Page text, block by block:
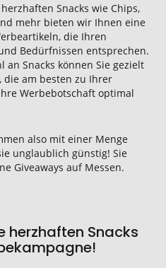
Snacks wie Chips,
mehr bieten wir Ihnen eine
die Ihren
Bedürfnissen entsprechen.
an Snacks können Sie gezielt
die am besten zu Ihrer
Werbebotschaft optimal
also mit einer Menge
unglaublich günstig! Sie
Giveaways auf Messen.
herzhaften Snacks